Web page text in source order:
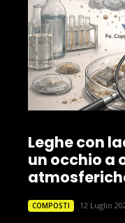
Leghe con
un occhio a
COMPOSTI 12 Luglio